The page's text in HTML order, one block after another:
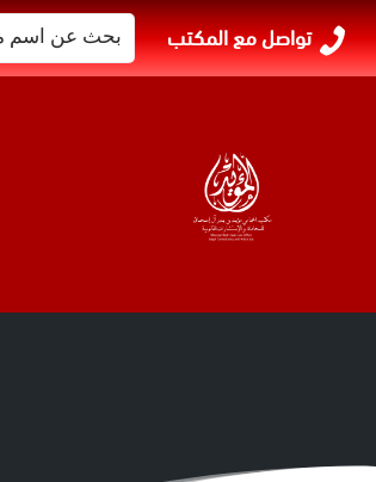
تواصل مع المكتب
البحث
عن: